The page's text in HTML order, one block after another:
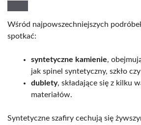
Wśród najpowszechniejszych
spotkać:
syntetyczne kamienie,
jak spinel syntetyczny, szkło
dublety, składające się z kilku
materiałów.
Syntetyczne szafiry cechują się